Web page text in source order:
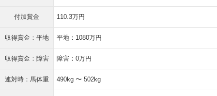
付加賞金 110.3万円
収得賞金：平地 平地：1080万円
収得賞金：障害 障害：0万円
連対時：馬体重 490kg 〜 502kg